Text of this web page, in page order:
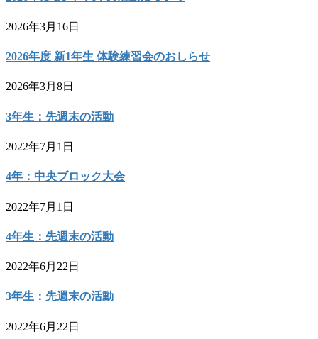
2026年3月16日
2026年度 新1年生 体験練習会のおしらせ
2026年3月8日
3年生：先週末の活動
2022年7月1日
4年：中央ブロック大会
2022年7月1日
4年生：先週末の活動
2022年6月22日
3年生：先週末の活動
2022年6月22日